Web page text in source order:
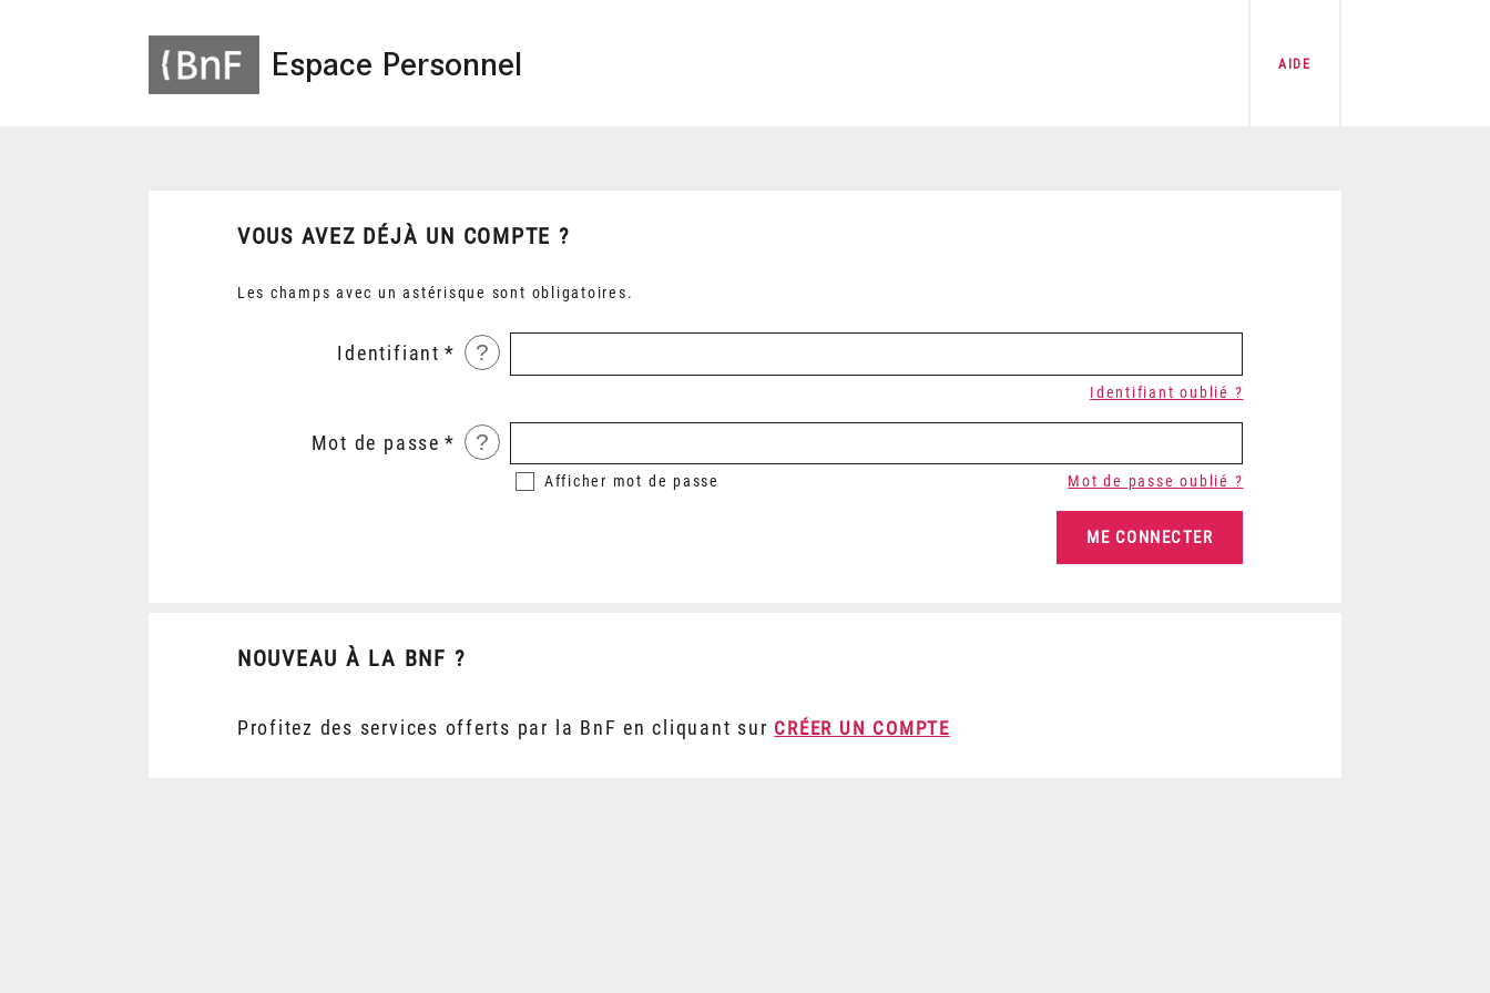
Espace Personnel AIDE
VOUS AVEZ DÉJÀ UN COMPTE ?
Les champs avec un astérisque sont obligatoires.
Identifiant ?
Identifiant oublié ?
Mot de passe ?
Afficher mot de passe Mot de passe oublié ?
NOUVEAU À LA BNF ?
Profitez des services offerts par la BnF en cliquant sur CRÉER UN COMPTE